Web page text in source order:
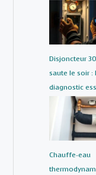
Disjoncteur
saute le soir :
diagnostic
Chauffe-eau